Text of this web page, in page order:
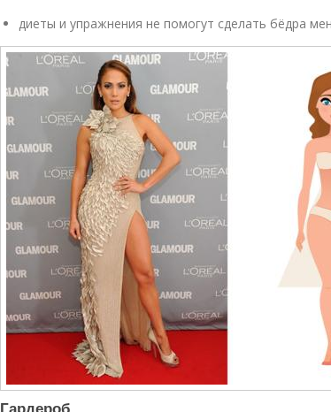
диеты и упражнения не помогут сделать бёдра